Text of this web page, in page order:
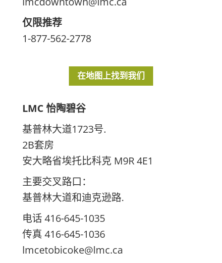
仅限推荐
1-877-562-2778
在地图上找到我们
LMC 怡陶碧谷
基普林大道1723号.
2B套房
安大略省埃托比科克 M9R 4E1
主要交叉路口：
基普林大道和迪克逊路.
电话 416-645-1035
传真 416-645-1036
lmcetobicoke@lmc.ca